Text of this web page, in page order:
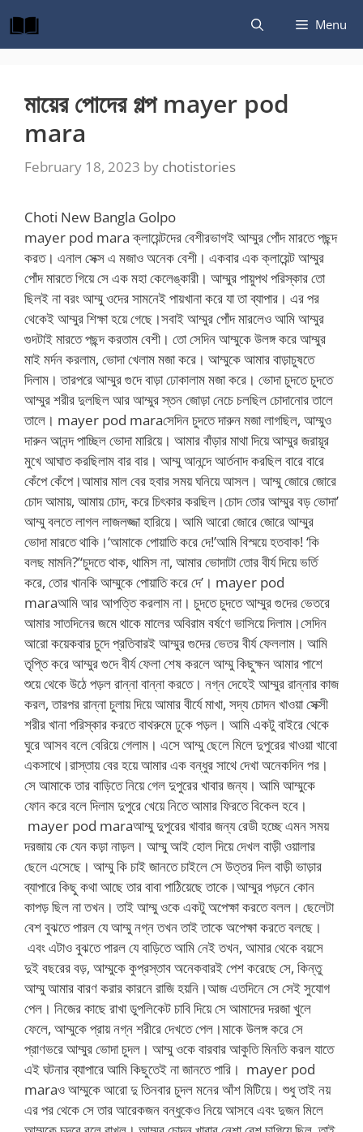
to
content
Menu
মায়ের পোদের গল্প mayer pod
mara
February 18, 2023 by chotistories
Choti New Bangla Golpo
mayer pod mara ক্লায়েন্টদের বেশীরভাগই আম্মুর পোঁদ মারতে পছন্দ
করত। এনাল সেক্স এ মজাও অনেক বেশী। একবার এক ক্লায়েন্ট আম্মুর
পোঁদ মারতে গিয়ে সে এক মহা কেলেঙ্কারী। আম্মুর পায়ুপথ পরিস্কার তো
ছিলই না বরং আম্মু ওদের সামনেই পায়খানা করে যা তা ব্যাপার। এর পর
থেকেই আম্মুর শিক্ষা হয়ে গেছে।সবাই আম্মুর পোঁদ মারলেও আমি আম্মুর
গুদটাই মারতে পছন্দ করতাম বেশী। তো সেদিন আম্মুকে উলঙ্গ করে আম্মুর
মাই মর্দন করলাম, ভোদা খেলাম মজা করে। আম্মুকে আমার বাড়াচুষতে
দিলাম। তারপরে আম্মুর গুদে বাড়া ঢোকালাম মজা করে। ভোদা চুদতে চুদতে
আম্মুর শরীর দুলছিল আর আম্মুর স্তন জোড়া নেচে চলছিল চোদানোর তালে
তালে। mayer pod maraসেদিন চুদতে দারুন মজা লাগছিল, আম্মুও
দারুন আনন্দ পাচ্ছিল ভোদা মারিয়ে। আমার বাঁড়ার মাথা দিয়ে আম্মুর জরায়ূর
মুখে আঘাত করছিলাম বার বার। আম্মু আনন্দে আর্তনাদ করছিল বারে বারে
কেঁপে কেঁপে।আমার মাল বের হবার সময় ঘনিয়ে আসল। আম্মু জোরে জোরে
চোদ আমায়, আমায় চোদ, করে চিৎকার করছিল।চোদ তোর আম্মুর বড় ভোদা’
আম্মু বলতে লাগল লাজলজ্জা হারিয়ে। আমি আরো জোরে জোরে আম্মুর
ভোদা মারতে থাকি।‘আমাকে পোয়াতি করে দে!’আমি বিস্ময়ে হতবাক! ‘কি
বলছ মামনি?’‘চুদতে থাক, থামিস না, আমার ভোদাটা তোর বীর্য দিয়ে ভর্তি
করে, তোর খানকি আম্মুকে পোয়াতি করে দে’। mayer pod
maraআমি আর আপত্তি করলাম না। চুদতে চুদতে আম্মুর গুদের ভেতরে
আমার সাতদিনের জমে থাকে মালের অবিরাম বর্ষণে ভাসিয়ে দিলাম।সেদিন
আরো কয়েকবার চুদে প্রতিবারই আম্মুর গুদের ভেতর বীর্য ফেললাম। আমি
তৃপ্তি করে আম্মুর গুদে বীর্য ফেলা শেষ করলে আম্মু কিছুক্ষন আমার পাশে
শুয়ে থেকে উঠে পড়ল রান্না বান্না করতে। নগ্ন দেহেই আম্মুর রান্নার কাজ
করল, তারপর রান্না চুলায় দিয়ে আমার বীর্যে মাখা, সদ্য চোদন খাওয়া সেক্সী
শরীর খানা পরিস্কার করতে বাথরুমে ঢুকে পড়ল। আমি একটু বাইরে থেকে
ঘুরে আসব বলে বেরিয়ে গেলাম। এসে আম্মু ছেলে মিলে দুপুরের খাওয়া খাবো
একসাথে।রাস্তায় বের হয়ে আমার এক বন্ধুর সাথে দেখা অনেকদিন পর।
সে আমাকে তার বাড়িতে নিয়ে গেল দুপুরের খাবার জন্য। আমি আম্মুকে
ফোন করে বলে দিলাম দুপুরে খেয়ে নিতে আমার ফিরতে বিকেল হবে।
mayer pod maraআম্মু দুপুরের খাবার জন্য রেডী হচ্ছে এমন সময়
দরজায় কে যেন কড়া নাড়ল। আম্মু আই হোল দিয়ে দেখল বাড়ী ওয়ালার
ছেলে এসেছে। আম্মু কি চাই জানতে চাইলে সে উত্তর দিল বাড়ী ভাড়ার
ব্যাপারে কিছু কথা আছে তার বাবা পাঠিয়েছে তাকে।আম্মুর পড়নে কোন
কাপড় ছিল না তখন। তাই আম্মু ওকে একটু অপেক্ষা করতে বলল। ছেলেটা
বেশ বুঝতে পারল যে আম্মু নগ্ন তখন তাই তাকে অপেক্ষা করতে বলছে।
এবং এটাও বুঝতে পারল যে বাড়িতে আমি নেই তখন, আমার থেকে বয়সে
দুই বছরের বড়, আম্মুকে কুপ্রস্তাব অনেকবারই পেশ করেছে সে, কিন্তু
আম্মু আমার বারণ করার কারনে রাজি হয়নি।আজ এতদিনে সে সেই সুযোগ
পেল। নিজের কাছে রাখা ডুপলিকেট চাবি দিয়ে সে আমাদের দরজা খুলে
ফেলে, আম্মুকে প্রায় নগ্ন শরীরে দেখতে পেল।মাকে উলঙ্গ করে সে
প্রাণভরে আম্মুর ভোদা চুদল। আম্মু ওকে বারবার আকুতি মিনতি করল যাতে
এই ঘটনার ব্যাপারে আমি কিছুতেই না জানতে পারি। mayer pod
maraও আম্মুকে আরো দু তিনবার চুদল মনের আঁশ মিটিয়ে। শুধু তাই নয়
এর পর থেকে সে তার আরেকজন বন্ধুকেও নিয়ে আসবে এবং দুজন মিলে